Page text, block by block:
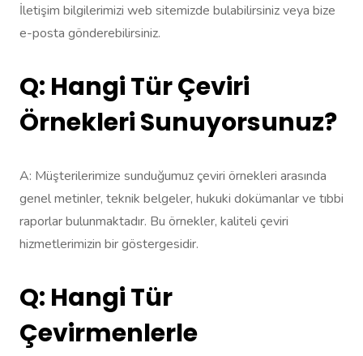
İletişim bilgilerimizi web sitemizde bulabilirsiniz veya bize
e-posta gönderebilirsiniz.
Q: Hangi Tür Çeviri
Örnekleri Sunuyorsunuz?
A: Müşterilerimize sunduğumuz çeviri örnekleri arasında
genel metinler, teknik belgeler, hukuki dokümanlar ve tıbbi
raporlar bulunmaktadır. Bu örnekler, kaliteli çeviri
hizmetlerimizin bir göstergesidir.
Q: Hangi Tür
Çevirmenlerle